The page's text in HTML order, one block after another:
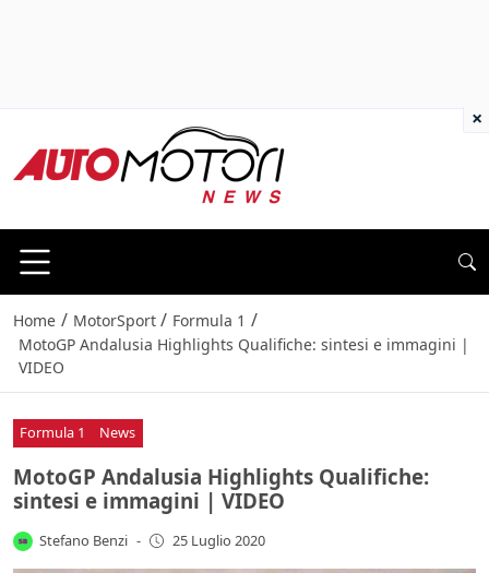
Home / MotorSport / Formula 1 /
MotoGP Andalusia Highlights Qualifiche: sintesi e immagini |
VIDEO
Formula 1 News
MotoGP Andalusia Highlights Qualifiche:
sintesi e immagini | VIDEO
Stefano Benzi - 25 Luglio 2020
×